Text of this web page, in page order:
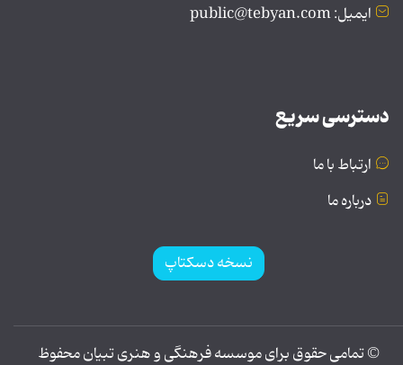
ایمیل: public@tebyan.com
دسترسی سریع
ارتباط با ما
درباره ما
نسخه دسکتاپ
© تمامی حقوق برای موسسه فرهنگی و هنری تبیان محفوظ